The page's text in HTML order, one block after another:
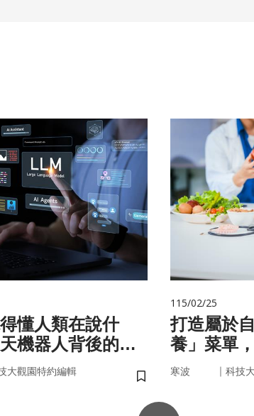
懂人類在說什
機器人背後的語
大觀園特約編輯
儲存書籤
115/02/25
打造屬於
養」菜單
因，關鍵
寒波 ｜ 科技